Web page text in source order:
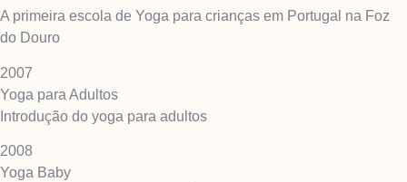
A primeira escola de Yoga para crianças em Portugal na Foz
do Douro
2007
Yoga para Adultos
Introdução do yoga para adultos
2008
Yoga Baby